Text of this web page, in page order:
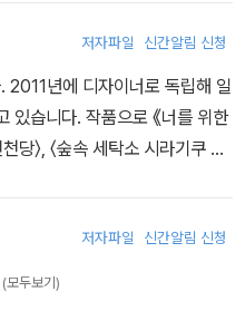
저자파일 신간알림 신청
2011년에 디자이너로 독립해 일
있습니다. 작품으로 《너를 위한
당〉, 〈숲속 세탁소 시라기쿠 할
저자파일 신간알림 신청
(모두보기)